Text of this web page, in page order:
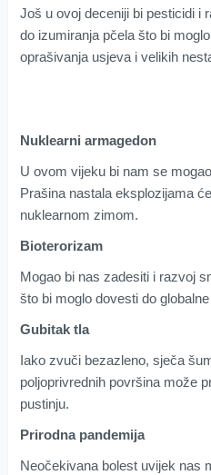
Još u ovoj deceniji bi pesticidi i
do izumiranja pčela što bi
oprašivanja usjeva i velikih
Nuklearni armagedon
U ovom vijeku bi nam se
Prašina nastala eksplozijama
nuklearnom zimom.
Bioterorizam
Mogao bi nas zadesiti i razvoj
što bi moglo dovesti do
Gubitak tla
Iako zvuči bezazleno, sječa
poljoprivrednih površina može
pustinju.
Prirodna pandemija
Neočekivana bolest uvijek nas